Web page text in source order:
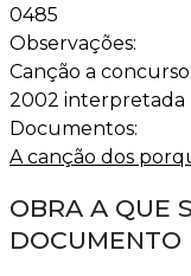
0485
Observações:
Canção a
2002 interpretada
Documentos:
A canção dos
OBRA A QUE
DOCUMENTO